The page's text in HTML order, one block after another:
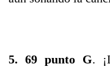
5. 69 punto G.